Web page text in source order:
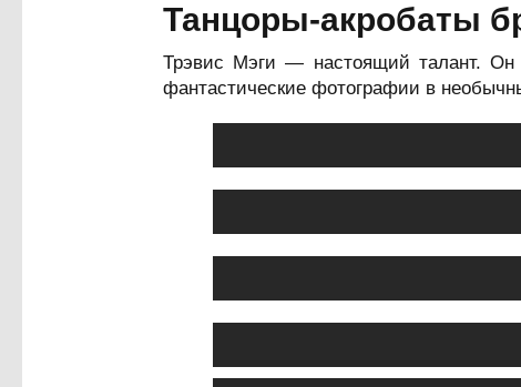
Танцоры-акробаты
Трэвис Мэги — настоящий талант. Он
фантастические фотографии в